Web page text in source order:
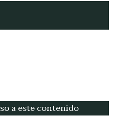
a este contenido